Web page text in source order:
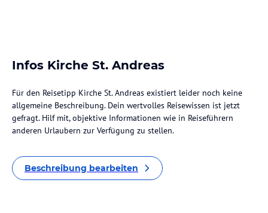
Infos Kirche St. Andreas
Für den Reisetipp Kirche St. Andreas existiert leider noch keine
allgemeine Beschreibung. Dein wertvolles Reisewissen ist jetzt
gefragt. Hilf mit, objektive Informationen wie in Reiseführern
anderen Urlaubern zur Verfügung zu stellen.
Beschreibung bearbeiten